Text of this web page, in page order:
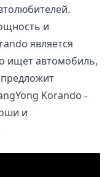
и
является
ищет автомобиль,
Korando -
и